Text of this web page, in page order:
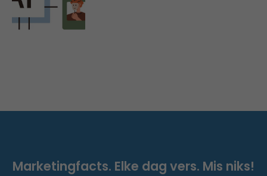
Marketingfacts. Elke dag vers. Mis niks!